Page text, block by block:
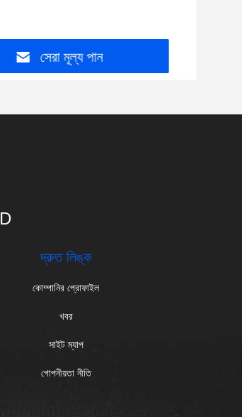
সেরা মূল্য পান
দ্রুত লিঙ্ক
কোম্পানির প্রোফাইল
খবর
সাইট ম্যাপ
গোপনীয়তা নীতি